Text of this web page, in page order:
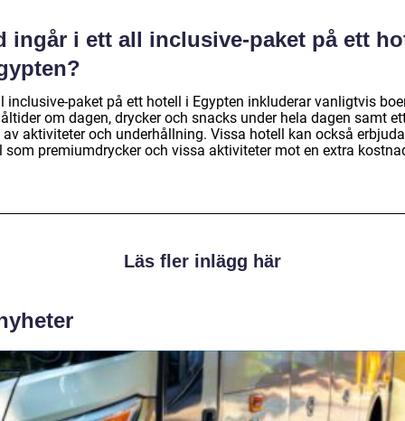
ingår i ett all inclusive-paket på ett
inclusive-paket på ett hotell i Egypten inkluderar vanligtvis
om dagen, drycker och snacks under hela dagen samt
av aktiviteter och underhållning. Vissa hotell kan också erbjuda
som premiumdrycker och vissa aktiviteter mot en extra
Läs fler inlägg här